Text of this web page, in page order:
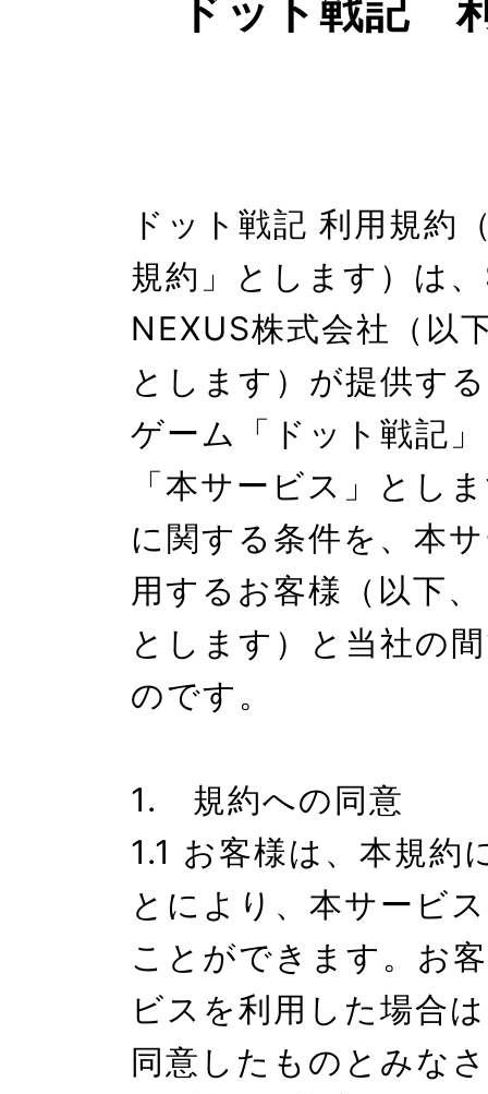
ドット戦記　
ドット戦記 利用規約
規約」とします）は
NEXUS株式会社（以
とします）が提供す
ゲーム「ドット戦記
「本サービス」とし
に関する条件を、本
用するお客様（以下
とします）と当社の
のです。
1.　規約への同意
1.1 お客様は、本規約
とにより、本サービ
ことができます。お
ビスを利用した場合
同意したものとみな